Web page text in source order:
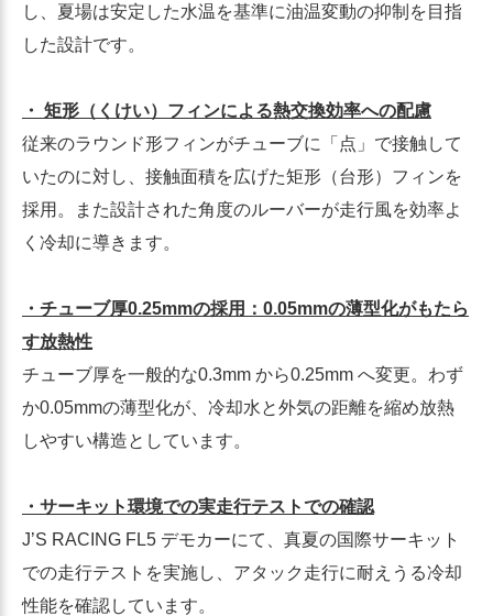
し、夏場は安定した水温を基準に油温変動の抑制を目指
した設計です。
・ 矩形（くけい）フィンによる熱交換効率への配慮
従来のラウンド形フィンがチューブに「点」で接触して
いたのに対し、接触面積を広げた矩形（台形）フィンを
採用。また設計された角度のルーバーが走行風を効率よ
く冷却に導きます。
・チューブ厚0.25mmの採用：0.05mmの薄型化がもたら
す放熱性
チューブ厚を一般的な0.3mm から0.25mm へ変更。わず
か0.05mmの薄型化が、冷却水と外気の距離を縮め放熱
しやすい構造としています。
・サーキット環境での実走行テストでの確認
J’S RACING FL5 デモカーにて、真夏の国際サーキット
での走行テストを実施し、アタック走行に耐えうる冷却
性能を確認しています。